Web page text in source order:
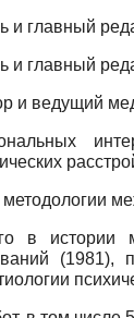
и главный
и главный
и ведущий
в истории
(1981),